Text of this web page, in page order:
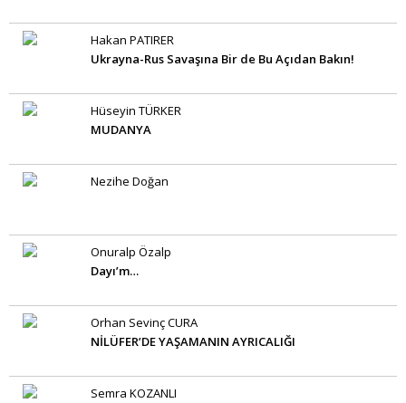
Hakan PATIRER
Ukrayna-Rus Savaşına Bir de Bu Açıdan Bakın!
Hüseyin TÜRKER
MUDANYA
Nezihe Doğan
Onuralp Özalp
Dayı’m…
Orhan Sevinç CURA
NİLÜFER’DE YAŞAMANIN AYRICALIĞI
Semra KOZANLI